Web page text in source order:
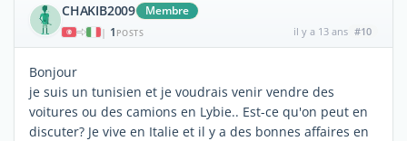
CHAKIB2009 Membre
| 1 POSTS il y a 13 ans #10
Bonjour
je suis un tunisien et je voudrais venir vendre des
voitures ou des camions en Lybie.. Est-ce qu'on peut en
discuter? Je vive en Italie et il y a des bonnes affaires en